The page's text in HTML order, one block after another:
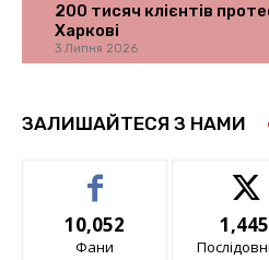
200 тисяч клієнтів
Харкові
3 Липня 2026
ЗАЛИШАЙТЕСЯ З НАМИ
10,052
Фани
1,445